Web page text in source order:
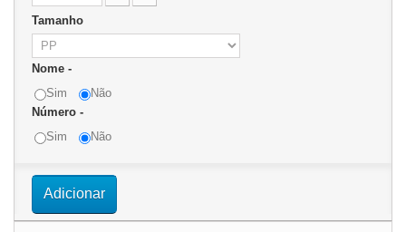
Tamanho
Nome -
Sim
Não
Número -
Sim
Não
Adicionar